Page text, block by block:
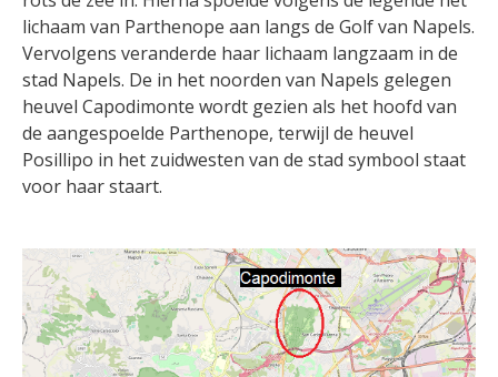
lichaam van Parthenope aan langs de Golf van Napels.
Vervolgens veranderde haar lichaam langzaam in de
stad Napels. De in het noorden van Napels gelegen
heuvel Capodimonte wordt gezien als het hoofd van
de aangespoelde Parthenope, terwijl de heuvel
Posillipo in het zuidwesten van de stad symbool staat
voor haar staart.